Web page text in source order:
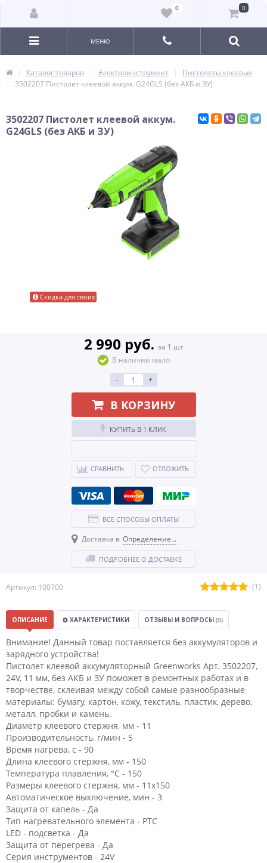
0 0
МЕНЮ
Каталог товаров Электроинструмент
Пистолеты клеевые
3502207 Пистолет клеевой аккум. G24GLS (без АКБ и ЗУ)
3502207 Пистолет клеевой аккум.
G24GLS (без АКБ и ЗУ)
Артикул: 100700 (1)
Скидка для своих
2 990 руб. за 1 шт
В наличии мало
-
+
В КОРЗИНУ
КУПИТЬ В 1 КЛИК
СРАВНИТЬ ОТЛОЖИТЬ
ВСЕ СПОСОБЫ ОПЛАТЫ
Доставка в Определение...
ПОДРОБНЕЕ О ДОСТАВКЕ
ОПИСАНИЕ ХАРАКТЕРИСТИКИ ОТЗЫВЫ И ВОПРОСЫ (0)
Внимание! Данный товар поставляется без аккумуляторов и
зарядного устройства!
Пистолет клеевой аккумуляторный Greenworks Арт. 3502207,
24V, 11 мм, без АКБ и ЗУ поможет в ремонтных работах и в
творчестве, склеивая между собой самые разнообразные
материалы: бумагу, картон, кожу, текстиль, пластик, дерево,
металл, пробки и камень.
Диаметр клеевого стержня, мм - 11
Производительность, г/мин - 5
Время нагрева, с - 90
Длина клеевого стержня, мм - 150
Температура плавления, °С - 150
Размеры клеевого стержня, мм - 11x150
Автоматическое выключение, мин - 3
Защита от капель - Да
Тип нагревательного элемента - PTC
LED - подсветка - Да
Защита от перегрева - Да
Серия инструментов - 24V